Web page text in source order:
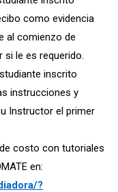
como evidencia
al comienzo de
le es requerido.
inscrito
instrucciones y
Instructor el primer
costo con tutoriales
en:
?